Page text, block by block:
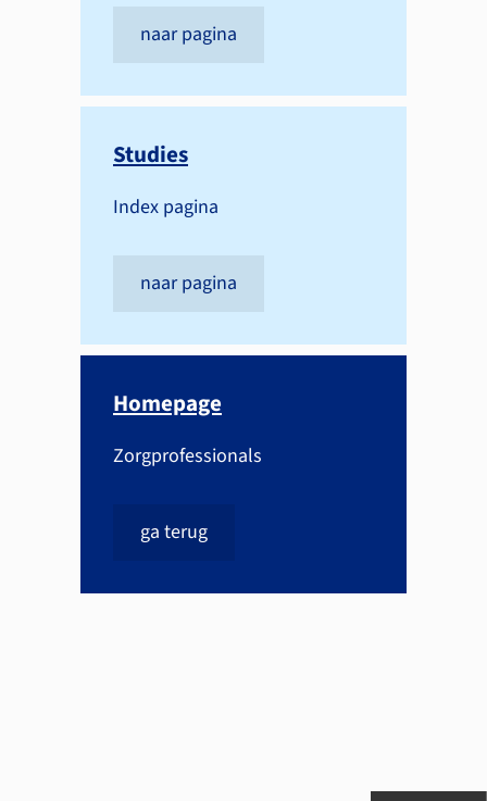
naar pagina
Studies
Index pagina
naar pagina
Homepage
Zorgprofessionals
ga terug